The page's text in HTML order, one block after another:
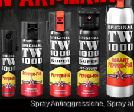
Spray Antiaggressione, Spray